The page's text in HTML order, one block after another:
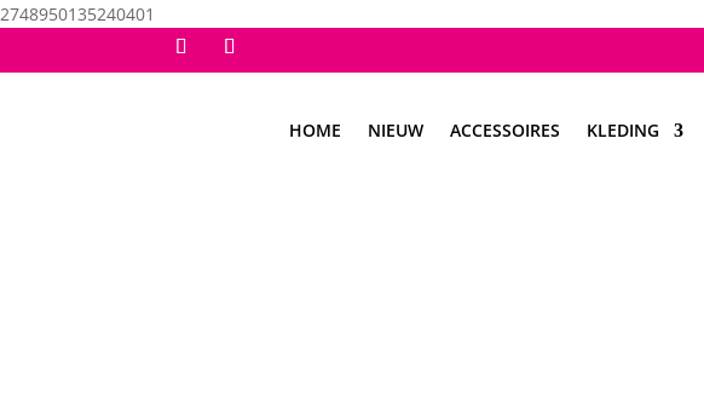
2748950135240401
HOME NIEUW ACCESSOIRES KLEDING